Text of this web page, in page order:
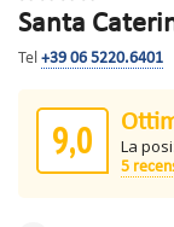
Santa
Tel +39 06 5220.6401
9,0 La
5